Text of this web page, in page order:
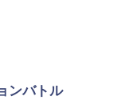
ンバトル